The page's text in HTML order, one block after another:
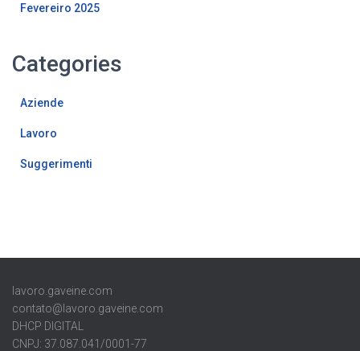
Fevereiro 2025
Categories
Aziende
Lavoro
Suggerimenti
lavoro.gaveine.com
contato@lavoro.gaveine.com
DHCP DIGITAL
CNPJ: 37.087.041/0001-77